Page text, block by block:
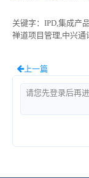
关键字 ：IPD,集成产
禅道项目管理,中兴通
上一篇